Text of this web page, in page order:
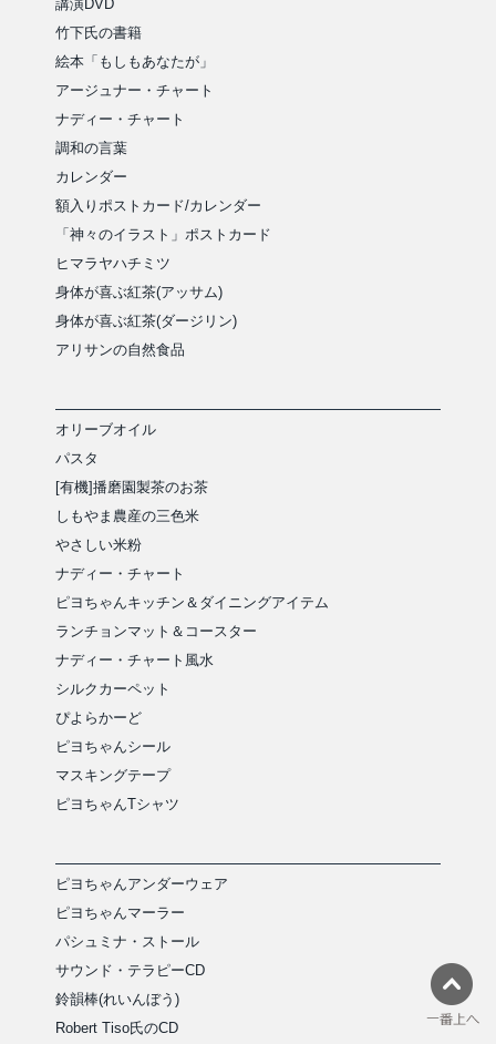
講演DVD
竹下氏の書籍
絵本「もしもあなたが」
アージュナー・チャート
ナディー・チャート
調和の言葉
カレンダー
額入りポストカード/カレンダー
「神々のイラスト」ポストカード
ヒマラヤハチミツ
身体が喜ぶ紅茶(アッサム)
身体が喜ぶ紅茶(ダージリン)
アリサンの自然食品
オリーブオイル
パスタ
[有機]播磨園製茶のお茶
しもやま農産の三色米
やさしい米粉
ナディー・チャート
ピヨちゃんキッチン＆ダイニングアイテム
ランチョンマット＆コースター
ナディー・チャート風水
シルクカーペット
ぴよらかーど
ピヨちゃんシール
マスキングテープ
ピヨちゃんTシャツ
ピヨちゃんアンダーウェア
ピヨちゃんマーラー
パシュミナ・ストール
サウンド・テラピーCD
鈴韻棒(れいんぼう)
Robert Tiso氏のCD